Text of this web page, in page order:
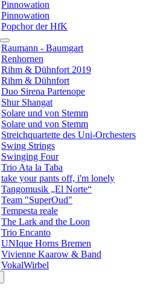
Pinnowation
Pinnowation
Popchor der HfK
Raumann - Baumgart
Renhornen
Rihm & Dühnfort 2019
Rihm & Dühnfort
Duo Sirena Partenope
Shur Shangat
Solare und von Stemm
Solare und von Stemm
Streichquartette des Uni-Orchesters
Swing Strings
Swinging Four
Trio Ata la Taba
take your pants off, i'm lonely
Tangomusik „El Norte“
Team "SuperOud"
Tempesta reale
The Lark and the Loon
Trio Encanto
UNIque Horns Bremen
Vivienne Kaarow & Band
VokalWirbel